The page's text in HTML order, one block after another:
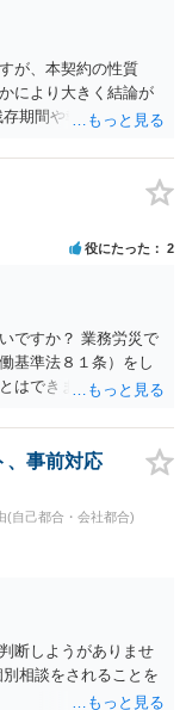
が、本契約の性質
により大きく結論が
期間や報酬額、投下
ではなく、実際の損
上限がなくても、常
約に近い実態なら労
も、金額が事務所の
す。 ・契約前の修正
を設ける、実損害ベ
なく「合理的な実
す。 ・弁護士に契約
分にあると思われま
として労働者性があ
違約金の算定根拠が
なら、交渉のパワー
え、後から争うより
士に確認されること
由によってはタレン
とはあります。ただ
違約金を課す設計
。逆に、タレント側
請求される可能性は
役にたった 2
ですか？ 業務労災で
基準法８１条）をし
はできません（労働
ませんので、ご安心
た場合は、不当解雇
険の保険金とは別
労災の場合は、会社
で、会社の損害賠償
、後遺障害慰謝料、
故）の場合は、当該
れた分は、損害額か
分は、会社もしく
会社等との交渉が必
してくると思います
、事前対応
(自己都合・会社都合)
断しようがありませ
相談をされることを